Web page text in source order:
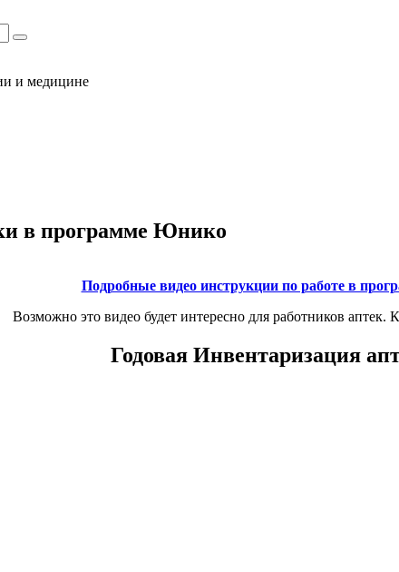
и медицине
в программе Юнико
Подробные видео инструкции по работе в
Возможно это видео будет интересно для работников
Годовая Инвентаризация